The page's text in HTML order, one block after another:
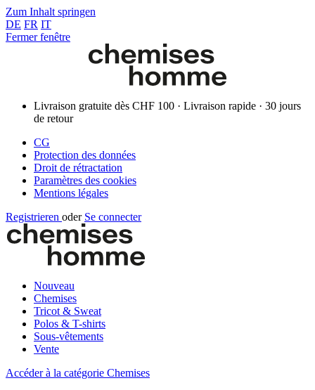
Zum Inhalt springen
DE FR IT
Fermer fenêtre
Livraison gratuite dès CHF 100 · Livraison rapide · 30 jours
de retour
CG
Protection des données
Droit de rétractation
Paramètres des cookies
Mentions légales
Registrieren oder Se connecter
Nouveau
Chemises
Tricot & Sweat
Polos & T-shirts
Sous-vêtements
Vente
Accéder à la catégorie Chemises